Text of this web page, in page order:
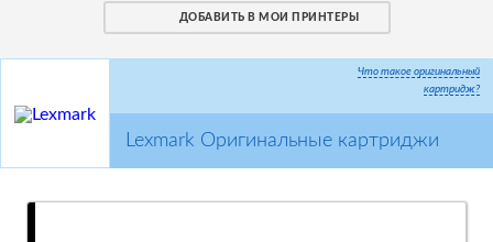
ДОБАВИТЬ В МОИ ПРИНТЕРЫ
Что такое оригинальный
картридж?
Lexmark Оригинальные картриджи